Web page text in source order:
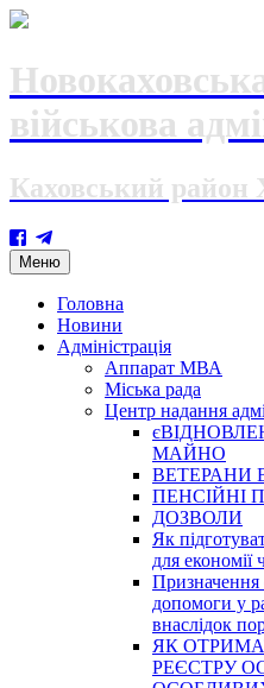
військова
Каховський район
Меню Skip
to
content
Головна
Новини
Адміністрація
Аппарат МВА
Міська рада
Центр надання
МАЙНО
ВЕТЕРАНИ
ПЕНСІЙНІ
ДОЗВОЛИ
Як
для економії
Призначення
допомоги у
внаслідок
ЯК
РЕЄСТРУ